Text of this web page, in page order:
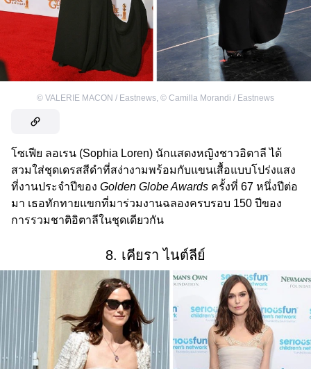
© VALERIE MACON / Eastnews, © Camilla Morandi / Eastnews
โซเฟีย ลอเรน (Sophia Loren) นักแสดงหญิงชาวอิตาลี ได้
สวมใส่ชุดเดรสสีดำที่สง่างามพร้อมกับแขนเสื้อแบบโปร่งแสง
ที่งานประจำปีของ Golden Globe Awards ครั้งที่ 67 หนึ่งปีต่อ
มา เธอทักทายแขกที่มาร่วมงานฉลองครบรอบ 150 ปีของ
การรวมชาติอิตาลีในชุดเดียวกัน
8. เคียรา ไนต์ลีย์